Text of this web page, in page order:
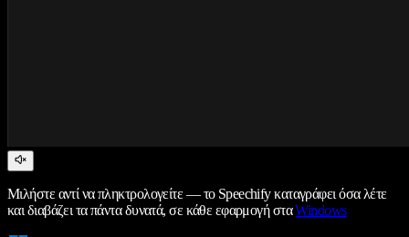
Μιλήστε αντί να πληκτρολογείτε — το Speechify καταγράφει όσα λέτε
και διαβάζει τα πάντα δυνατά, σε κάθε εφαρμογή σταWindows